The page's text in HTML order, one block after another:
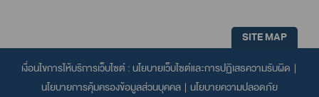
SITE MAP
เงื่อนไขการให้บริการเว็บไซต์ : นโยบายเว็บไซต์และการปฏิเสธความรับผิด |
นโยบายการคุ้มครองข้อมูลส่วนบุคคล | นโยบายความปลอดภัย